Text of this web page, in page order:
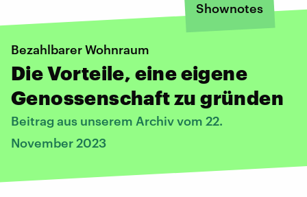
Shownotes
Bezahlbarer Wohnraum
Die Vorteile, eine eigene
Genossenschaft zu gründen
Beitrag aus unserem Archiv vom 22.
November 2023